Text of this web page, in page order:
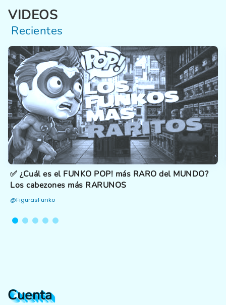
VIDEOS
Recientes
✅ ¿Cuál es el FUNKO POP! más RARO del MUNDO?
Los cabezones más RARUNOS
@FigurasFunko
Cuenta